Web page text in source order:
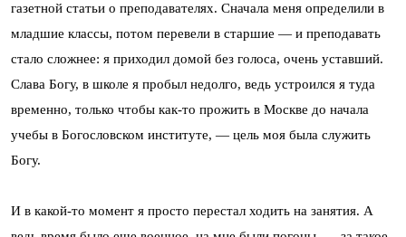
газетной статьи о преподавателях. Сначала меня определили в
младшие классы, потом перевели в старшие — и преподавать
стало сложнее: я приходил домой без голоса, очень уставший.
Слава Богу, в школе я пробыл недолго, ведь устроился я туда
временно, только чтобы как-то прожить в Москве до начала
учебы в Богословском институте, — цель моя была служить
Богу.
И в какой-то момент я просто перестал ходить на занятия. А